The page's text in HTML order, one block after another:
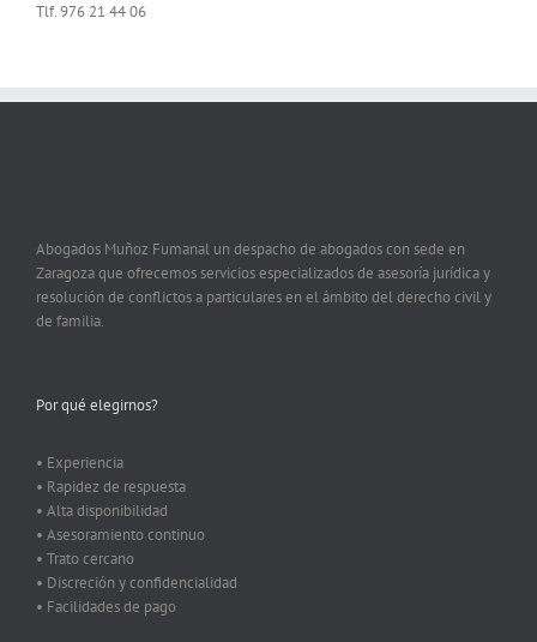
Tlf. 976 21 44 06
Abogados Muñoz Fumanal un despacho de abogados con sede en
Zaragoza que ofrecemos servicios especializados de asesoría jurídica y
resolución de conflictos a particulares en el ámbito del derecho civil y
de familia.
Por qué elegirnos?
• Experiencia
• Rapidez de respuesta
• Alta disponibilidad
• Asesoramiento continuo
• Trato cercano
• Discreción y confidencialidad
• Facilidades de pago